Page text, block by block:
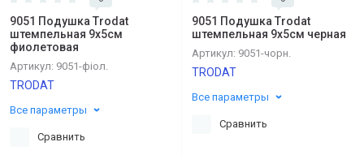
9051 Подушка Trodat
штемпельная 9х5см
фиолетовая
Артикул: 9051-фіол.
TRODAT
Все параметры
Сравнить
9051 Подушка Trodat
штемпельная 9х5см черная
Артикул: 9051-чорн.
TRODAT
Все параметры
Сравнить